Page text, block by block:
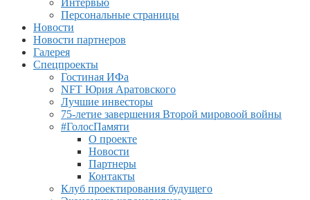
Персональные страницы
Новости
Новости партнеров
Галерея
Спецпроекты
Гостиная ИФа
NFT Юрия Аратовского
Лучшие инвесторы
75-летие завершения Второй мировоой войны
#ГолосПамяти
О проекте
Новости
Партнеры
Контакты
Клуб проектирования будущего